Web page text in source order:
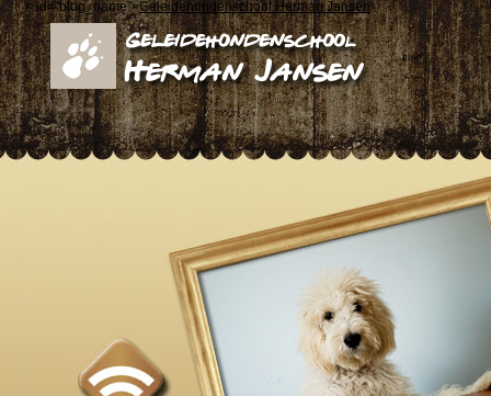
< id="blog_name">Geleidehondenschool Herman Jansen